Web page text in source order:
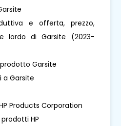
e offerta, prezzo,
lordo di Garsite (2023-
Garsite
a Garsite
Products Corporation
HP